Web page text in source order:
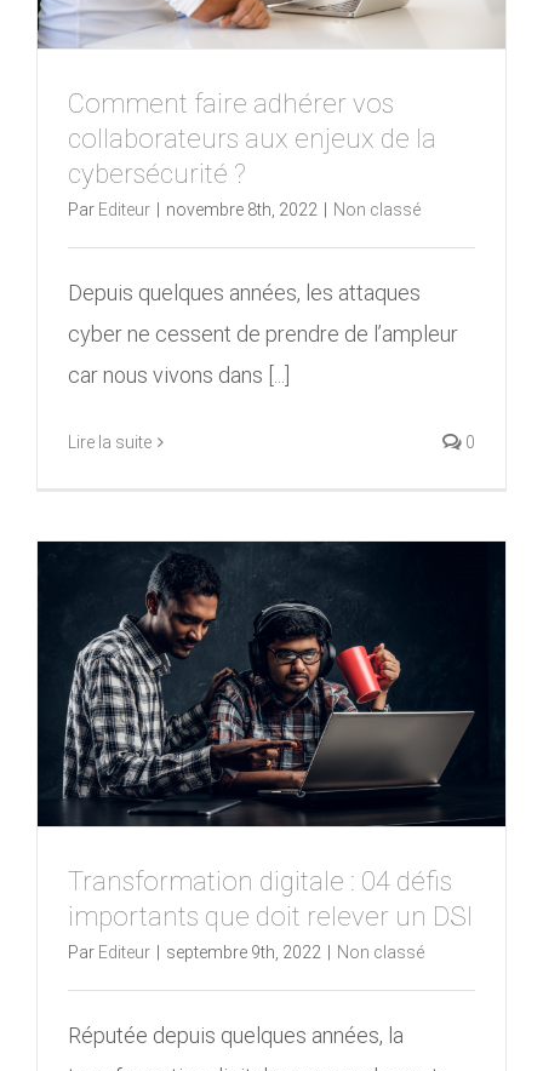
Comment faire adhérer vos
collaborateurs aux enjeux de la
cybersécurité ?
Par Editeur novembre 8th, 2022 Non classé
Depuis quelques années, les attaques
cyber ne cessent de prendre de l’ampleur
car nous vivons dans [...]
Lire la suite 0
Transformation digitale : 04 défis
importants que doit relever un DSI
Par Editeur septembre 9th, 2022 Non classé
Réputée depuis quelques années, la